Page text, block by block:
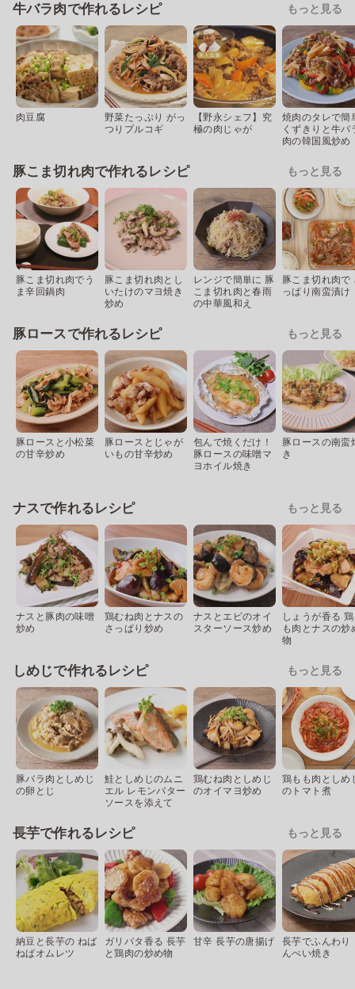
牛バラ肉で作れるレシピ もっと見る
肉豆腐
野菜たっぷり がっ
つりプルコギ
【野永シェフ】究
極の肉じゃが
焼肉のタレで簡
くずきりと牛バ
肉の韓国風炒め
豚こま切れ肉で作れるレシピ もっと見る
豚こま切れ肉でう
ま辛回鍋肉
豚こま切れ肉とし
いたけのマヨ焼き
炒め
レンジで簡単に 豚
こま切れ肉と春雨
の中華風和え
豚こま切れ肉で
っぱり南蛮漬け
豚ロースで作れるレシピ もっと見る
豚ロースと小松菜
の甘辛炒め
豚ロースとじゃが
いもの甘辛炒め
包んで焼くだけ！
豚ロースの味噌マ
ヨホイル焼き
豚ロースの南蛮
き
ナスで作れるレシピ もっと見る
ナスと豚肉の味噌
炒め
鶏むね肉とナスの
さっぱり炒め
ナスとエビのオイ
スターソース炒め
しょうが香る
も肉とナスの炒
物
しめじで作れるレシピ もっと見る
豚バラ肉としめじ
の卵とじ
鮭としめじのムニ
エル レモンバター
ソースを添えて
鶏むね肉としめじ
のオイマヨ炒め
鶏もも肉としめ
のトマト煮
長芋で作れるレシピ もっと見る
納豆と長芋の ねば
ねばオムレツ
ガリバタ香る 長芋
と鶏肉の炒め物
甘辛 長芋の唐揚げ
長芋でふんわり
んぺい焼き